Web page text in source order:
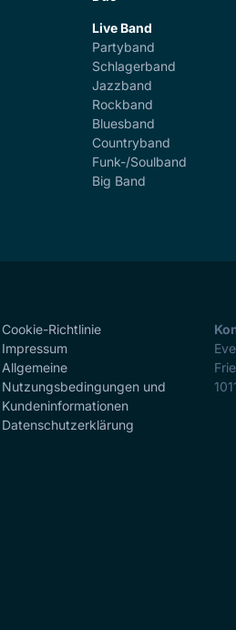
Live Band
Partyband
Schlagerband
Jazzband
Rockband
Bluesband
Countryband
Funk-/Soulband
Big Band
Cookie-Richtlinie
Impressum
Allgemeine
Nutzungsbedingungen und
Kundeninformationen
Datenschutzerklärung